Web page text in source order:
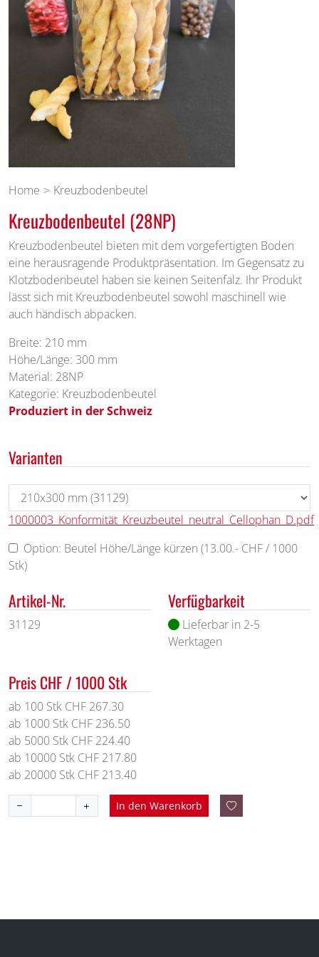
Home Kreuzbodenbeutel
Kreuzbodenbeutel (28NP)
Kreuzbodenbeutel bieten mit dem vorgefertigten Boden
eine herausragende Produktpräsentation. Im Gegensatz zu
Klotzbodenbeutel haben sie keinen Seitenfalz. Ihr Produkt
lässt sich mit Kreuzbodenbeutel sowohl maschinell wie
auch händisch abpacken.
Breite: 210 mm
Höhe/Länge: 300 mm
Material: 28NP
Kategorie: Kreuzbodenbeutel
Produziert in der Schweiz
Varianten
1000003_Konformität_Kreuzbeutel_neutral_Cellophan_D.pdf
Option: Beutel Höhe/Länge kürzen (13.00.- CHF / 1000
Stk)
Artikel-Nr.
31129
Verfügbarkeit
Lieferbar in 2-5
Werktagen
Preis CHF / 1000 Stk
ab 100 Stk CHF 267.30
ab 1000 Stk CHF 236.50
ab 5000 Stk CHF 224.40
ab 10000 Stk CHF 217.80
ab 20000 Stk CHF 213.40
In den Warenkorb